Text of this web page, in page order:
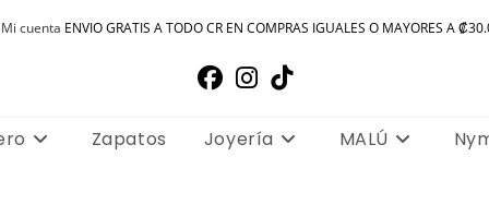
Mi cuenta ENVIO GRATIS A TODO CR EN COMPRAS IGUALES O MAYORES A
Zapatos Joyería MALÚ